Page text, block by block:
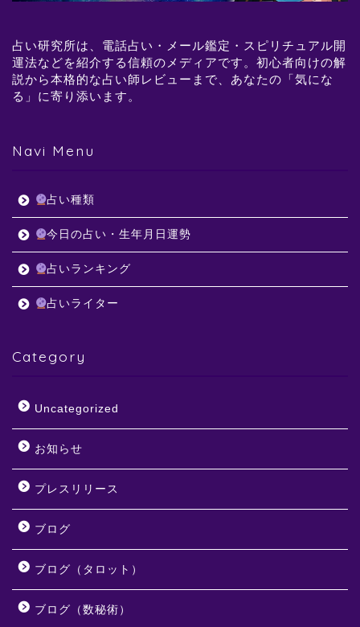
占い研究所は、電話占い・メール鑑定・スピリチュアル開
運法などを紹介する信頼のメディアです。初心者向けの解
説から本格的な占い師レビューまで、あなたの「気にな
る」に寄り添います。
Navi Menu
占い種類
今日の占い・生年月日運勢
占いランキング
占いライター
Category
Uncategorized
お知らせ
プレスリリース
ブログ
ブログ（タロット）
ブログ（数秘術）